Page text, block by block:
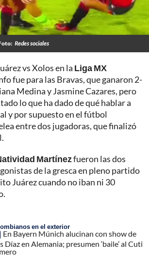
Redes sociales
vs Xolos en la Liga MX
fue para las Bravas, que ganaron 2-
Medina y Jasmine Cazares, pero
lo que ha dado de qué hablar a
y por supuesto en el fútbol
entre dos jugadoras, que finalizó
Martínezfueron las dos
de la gresca en pleno partido
Juárez cuando no iban ni 30
en el exterior
En Bayern Múnich alucinan con show de
Díaz en Alemania; presumen ‘baile’ al Cuti